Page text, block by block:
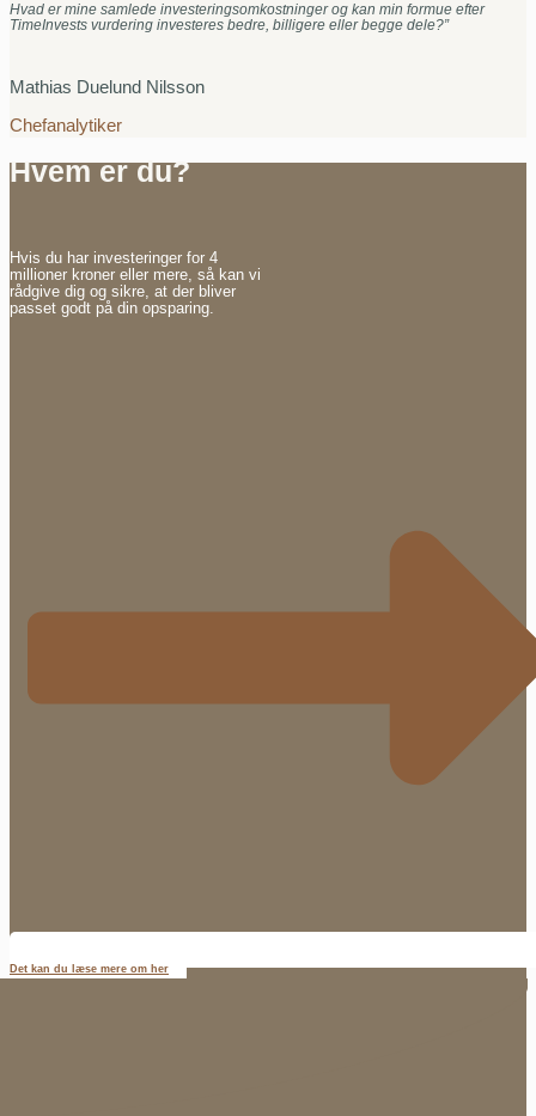
Hvad er mine samlede investeringsomkostninger og kan min formue efter
TimeInvests vurdering investeres bedre, billigere eller begge dele?”
Mathias Duelund Nilsson
Chefanalytiker
Hvem er du?
Hvis du har investeringer for 4
millioner kroner eller mere, så kan vi
rådgive dig og sikre, at der bliver
passet godt på din opsparing.
Det kan du læse mere om her